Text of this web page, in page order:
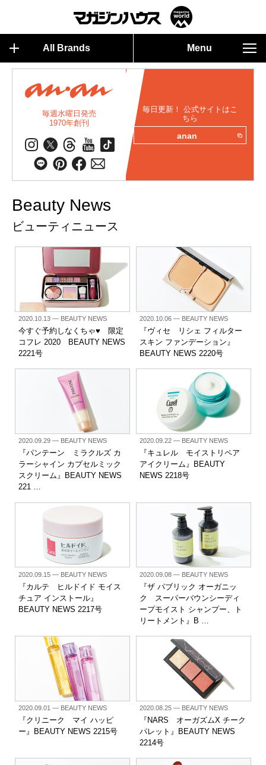
All Brands Menu
毎週水曜日発売
1970年創刊
毎日更新！ 公式サイトはこ
ちら
anan
Beauty News
ビューティニュース
2020.10.13— BEAUTY NEWS
今すぐ予約しなくちゃ♥︎ 限定
コフレ 2020 BEAUTY NEWS
2221号
2020.10.06— BEAUTY NEWS
『ヴィセ リシェ フィルター
スキン ファンデーション』
BEAUTY NEWS 2220号
2020.09.29— BEAUTY NEWS
『パンテーン ミラクルズ カ
ラーシャイン カプセルミック
スクリーム』BEAUTY NEWS
221 …
2020.09.22— BEAUTY NEWS
『キュレル モイストリペア
アイクリーム』BEAUTY
NEWS 2218号
2020.09.15— BEAUTY NEWS
『カルテ ヒルドイド モイス
チュア インストール』
BEAUTY NEWS 2217号
2020.09.08— BEAUTY NEWS
『ザ パブリック オーガニッ
ク スーパーバウンシーディ
ープモイスト シャンプー、ト
リートメント』B …
2020.09.01— BEAUTY NEWS
『クリニーク マイ ハッピ
ー』BEAUTY NEWS 2215号
2020.08.25— BEAUTY NEWS
『NARS オーガズムX チーク
パレット』BEAUTY NEWS
2214号